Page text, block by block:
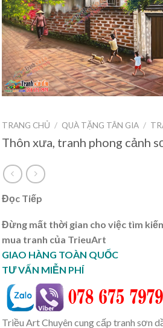
TRANG CHỦ / QUÀ TẶNG TÂN GIA /
Thôn xưa, tranh phong cảnh
Đọc Tiếp
Đừng mất thời gian cho việc tìm
mua tranh của TrieuArt
GIAO HÀNG TOÀN QUỐC
TƯ VẤN MIỄN PHÍ
Triều Art Chuyên cung cấp tranh sơn